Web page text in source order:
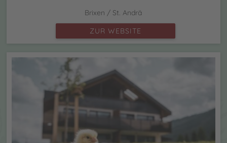
Brixen / St. Andrä
ZUR WEBSITE